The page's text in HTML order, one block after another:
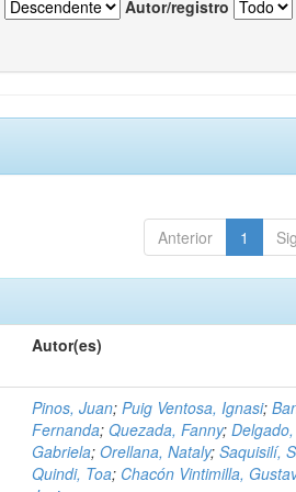
Autor/registro
Anterior 1
Autor(es)
Pinos, Juan;Puig Ventosa, Ignasi;
Fernanda;Quezada, Fanny;Delgado,
Gabriela;Orellana, Nataly;Saquisilí,
Quindi, Toa; Chacón Vintimilla,